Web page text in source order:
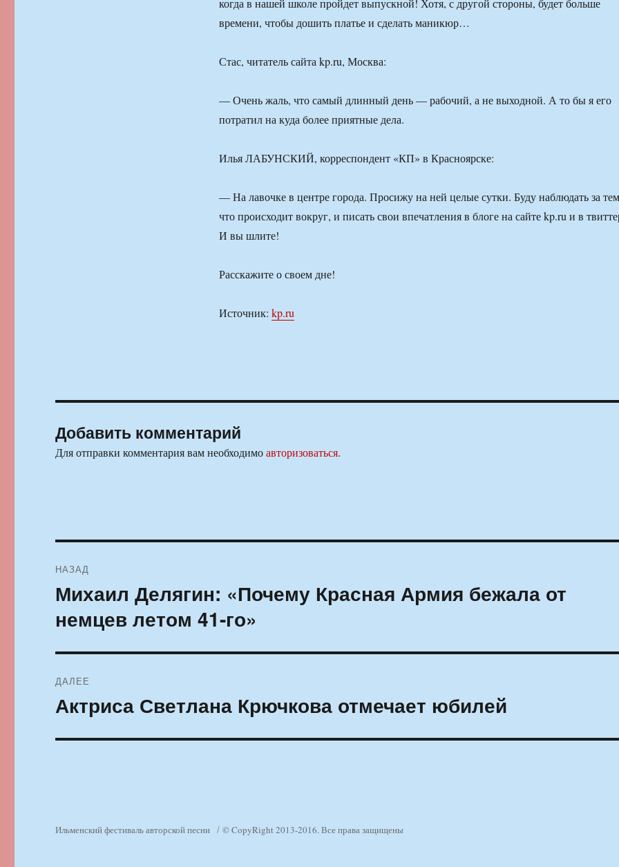
когда в нашей школе пройдет выпускной! Хотя, с другой стороны, будет больше
времени, чтобы дошить платье и сделать маникюр…
Стас, читатель сайта kp.ru, Москва:
— Очень жаль, что самый длинный день — рабочий, а не выходной. А то бы я его
потратил на куда более приятные дела.
Илья ЛАБУНСКИЙ, корреспондент «КП» в Красноярске:
— На лавочке в центре города. Просижу на ней целые сутки. Буду наблюдать за
что происходит вокруг, и писать свои впечатления в блоге на сайте kp.ru и в
И вы шлите!
Расскажите о своем дне!
Источник: kp.ru
Добавить комментарий
Для отправки комментария вам необходимоавторизоваться.
по
записям
НАЗАД
Предыдущая
Михаил Делягин: «Почему Красная Армия бежала от
немцев летом 41-го»
ДАЛЕЕ
Следующая
запись:
Актриса Светлана Крючкова отмечает юбилей
Ильменский фестиваль авторской песни © CopyRight 2013-2016. Все права защищены